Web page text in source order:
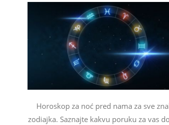
Horoskop za noć pred nama za sve
zodiajka. Saznajte kakvu poruku za vas